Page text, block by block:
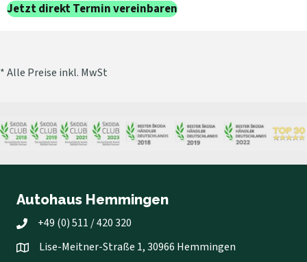
Jetzt direkt Termin vereinbaren
* Alle Preise inkl. MwSt
Autohaus Hemmingen
+49 (0) 511 / 420 320
Lise-Meitner-Straße 1, 30966 Hemmingen